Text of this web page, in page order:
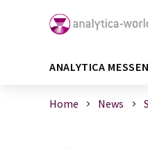
ANALYTICA MESSEN
Home News